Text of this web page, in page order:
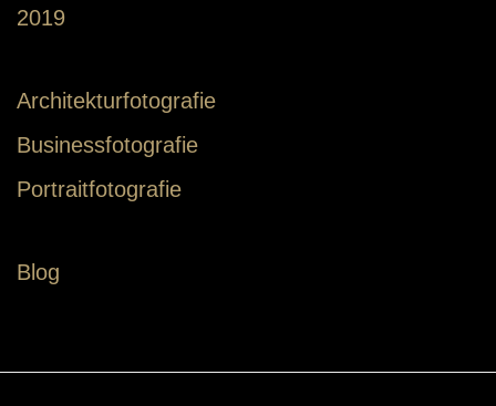
2019
Architekturfotografie
Businessfotografie
Portraitfotografie
Blog